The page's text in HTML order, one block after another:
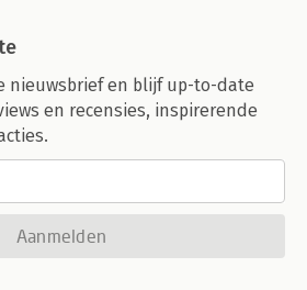
nieuwsbrief en blijf up-to-date
en recensies, inspirerende
Aanmelden